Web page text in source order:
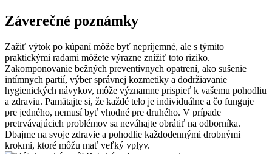
Záverečné poznámky
Zažiť výtok‌ po kúpaní môže byť nepríjemné,​ ale s týmito⁢
praktickými radami môžete výrazne znížiť toto riziko. ​
Zakomponovanie bežných preventívnych opatrení, ako sušenie
intímnych partií, výber správnej kozmetiky a dodržiavanie
hygienických ⁣návykov, môže významne prispieť k ​vašemu pohodliu
a zdraviu. Pamätajte si, že každé telo je individuálne a čo funguje
pre jedného, nemusí byť vhodné pre druhého. V prípade
pretrvávajúcich problémov sa neváhajte obrátiť ⁢na odborníka.
Dbajme na svoje zdravie a pohodlie každodennými drobnými‍
krokmi, ktoré ‍môžu mať⁣ veľký ​vplyv.